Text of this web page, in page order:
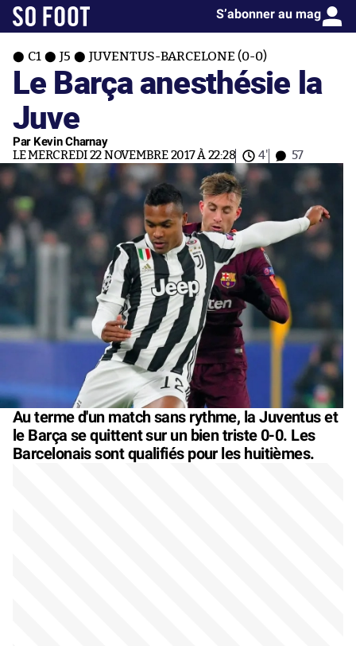
S’abonner au mag
C1 J5 JUVENTUS-BARCELONE (0-0)
Le Barça anesthésie la
Juve
Par Kevin Charnay
LE MERCREDI 22 NOVEMBRE 2017 À 22:28 4' 57
Au terme d'un match sans rythme, la Juventus et
le Barça se quittent sur un bien triste 0-0. Les
Barcelonais sont qualifiés pour les huitièmes.